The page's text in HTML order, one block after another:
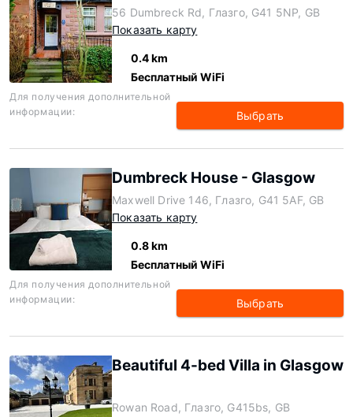
56 Dumbreck Rd, Глазго, G41 5NP, GB
Показать карту
0.4 km
Бесплатный WiFi
Для получения дополнительной
информации:
Выбрать
Dumbreck House - Glasgow
Maxwell Drive 146, Глазго, G41 5AF, GB
Показать карту
0.8 km
Бесплатный WiFi
Для получения дополнительной
информации:
Выбрать
Beautiful 4-bed Villa in Glasgow
Rowan Road, Глазго, G415bs, GB